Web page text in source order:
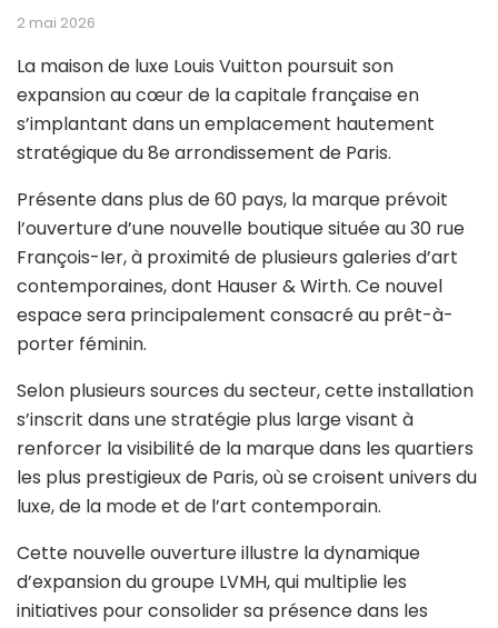
2 mai 2026
La maison de luxe Louis Vuitton poursuit son
expansion au cœur de la capitale française en
s’implantant dans un emplacement hautement
stratégique du 8e arrondissement de Paris.
Présente dans plus de 60 pays, la marque prévoit
l’ouverture d’une nouvelle boutique située au 30 rue
François-Ier, à proximité de plusieurs galeries d’art
contemporaines, dont Hauser & Wirth. Ce nouvel
espace sera principalement consacré au prêt-à-
porter féminin.
Selon plusieurs sources du secteur, cette installation
s’inscrit dans une stratégie plus large visant à
renforcer la visibilité de la marque dans les quartiers
les plus prestigieux de Paris, où se croisent univers du
luxe, de la mode et de l’art contemporain.
Cette nouvelle ouverture illustre la dynamique
d’expansion du groupe LVMH, qui multiplie les
initiatives pour consolider sa présence dans les